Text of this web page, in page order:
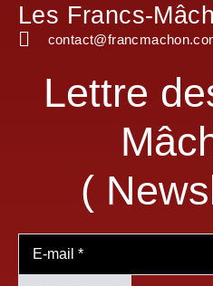
Les Francs-
Lettre
(